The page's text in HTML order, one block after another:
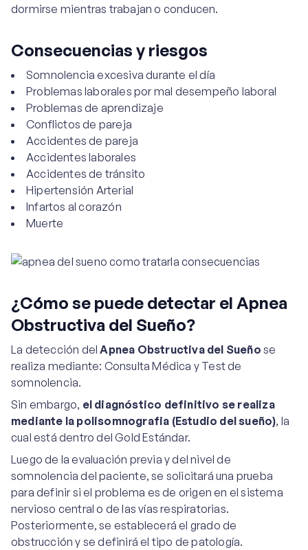
dormirse mientras trabajan o conducen.
Consecuencias y riesgos
Somnolencia excesiva durante el día
Problemas laborales por mal desempeño laboral
Problemas de aprendizaje
Conflictos de pareja
Accidentes de pareja
Accidentes laborales
Accidentes de tránsito
Hipertensión Arterial
Infartos al corazón
Muerte
¿Cómo se puede detectar el Apnea
Obstructiva del Sueño?
La detección delApnea Obstructiva del Sueño se
realiza mediante: Consulta Médica y Test de
somnolencia.
Sin embargo, el diagnóstico definitivo se realiza
mediante la polisomnografia (Estudio del sueño), la
cual está dentro del Gold Estándar.
Luego de la evaluación previa y del nivel de
somnolencia del paciente, se solicitará una prueba
para definir si el problema es de origen en el sistema
nervioso central o de las vías respiratorias.
Posteriormente, se establecerá el grado de
obstrucción y se definirá el tipo de patología.